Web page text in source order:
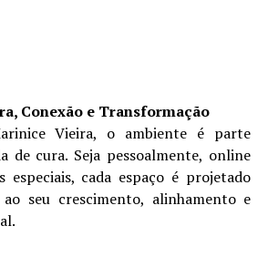
Conexão e Transformação
Vieira, o ambiente é parte
de cura. Seja pessoalmente, online
cada espaço é projetado
seu crescimento, alinhamento e